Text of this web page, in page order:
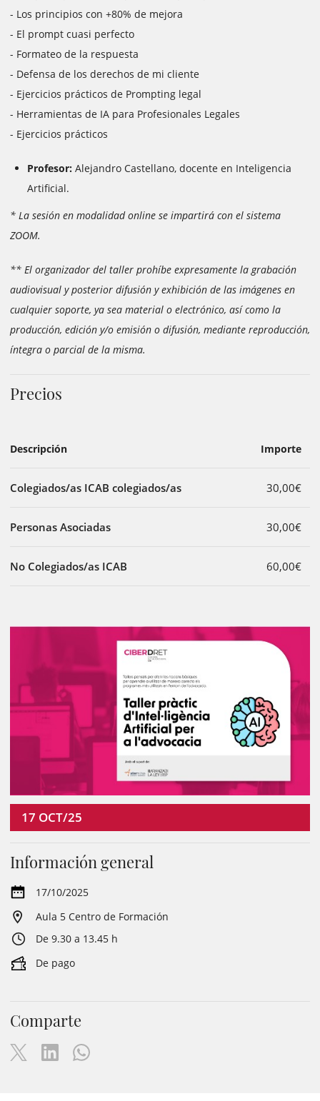
- Los principios con +80% de mejora
- El prompt cuasi perfecto
- Formateo de la respuesta
- Defensa de los derechos de mi cliente
- Ejercicios prácticos de Prompting legal
- Herramientas de IA para Profesionales Legales
- Ejercicios prácticos
Profesor: Alejandro Castellano, docente en Inteligencia
Artificial.
* La sesión en modalidad online se impartirá con el sistema
ZOOM.
** El organizador del taller prohíbe expresamente la grabación
audiovisual y posterior difusión y exhibición de las imágenes en
cualquier soporte, ya sea material o electrónico, así como la
producción, edición y/o emisión o difusión, mediante reproducción,
íntegra o parcial de la misma.
Precios
Descripción Importe
Colegiados/as ICAB colegiados/as 30,00€
Personas Asociadas 30,00€
No Colegiados/as ICAB 60,00€
17 OCT/25
Información general
17/10/2025
Aula 5 Centro de Formación
De 9.30 a 13.45 h
De pago
Comparte